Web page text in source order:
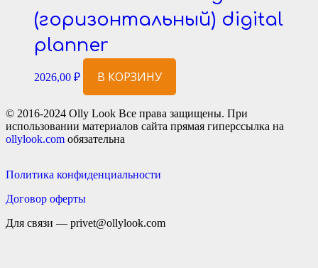
(горизонтальный) digital
planner
2026,00 ₽ В КОРЗИНУ
© 2016-2024 Olly Look Все права защищены. При
использовании материалов сайта прямая гиперссылка на
ollylook.com обязательна
Политика конфиденциальности
Договор оферты
Для связи — privet@ollylook.com